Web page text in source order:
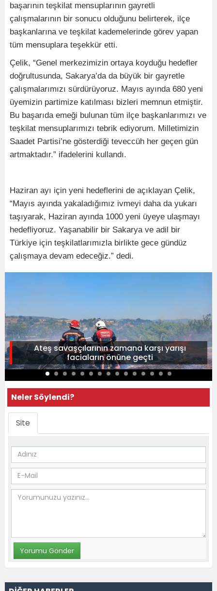
başarının teşkilat mensuplarının gayretli
çalışmalarının bir sonucu olduğunu belirterek, ilçe
başkanlarına ve teşkilat kademelerinde görev yapan
tüm mensuplara teşekkür etti.
Çelik, “Genel merkezimizin ortaya koyduğu hedefler
doğrultusunda, Sakarya’da da büyük bir gayretle
çalışmalarımızı sürdürüyoruz. Mayıs ayında 680 yeni
üyemizin partimize katılması bizleri memnun etmiştir.
Bu başarıda emeği bulunan tüm ilçe başkanlarımızı ve
teşkilat mensuplarımızı tebrik ediyorum. Milletimizin
Saadet Partisi’ne gösterdiği teveccüh her geçen gün
artmaktadır.” ifadelerini kullandı.
Haziran ayı için yeni hedeflerini de açıklayan Çelik,
“Mayıs ayında yakaladığımız ivmeyi daha da yukarı
taşıyarak, Haziran ayında 1000 yeni üyeye ulaşmayı
hedefliyoruz. Yaşanabilir bir Sakarya ve adil bir
Türkiye için teşkilatlarımızla birlikte gece gündüz
çalışmaya devam edeceğiz.” dedi.
Ateş savaşçılarının zamana karşı yarışı
faciaların önüne geçti
Neler Söylendi?
Site